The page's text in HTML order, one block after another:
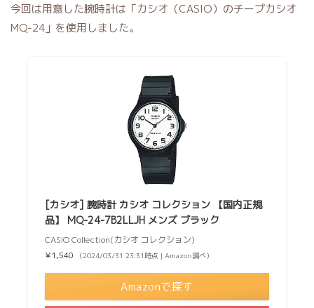
今回は用意した腕時計は「カシオ（CASIO）のチープカシオ
MQ-24」を使用しました。
[カシオ] 腕時計 カシオ コレクション 【国内正規
品】 MQ-24-7B2LLJH メンズ ブラック
CASIO Collection(カシオ コレクション)
¥1,540
（2024/03/31 23:31時点 | Amazon調べ）
Amazonで探す